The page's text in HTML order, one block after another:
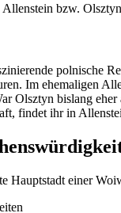
bzw.
polnische
Im ehemaligen
Olsztyn bislang
findet ihr in
Hauptstadt einer